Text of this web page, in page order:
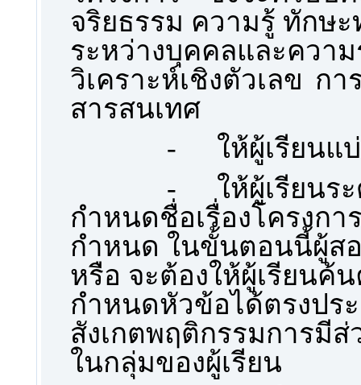
จริยธรรม ความรู้ ทักษ
ระหว่างบุคคลและค
วิเคราะห์เชิงตัวเลข ก
สารสนเทศ
-
ให้ผู้เรียน
-
ให้ผู้เรียนร
กำหนดชื่อเรื่องโครงกา
กำหนด ในขั้นตอนนี้ผู้ส
หรือ จะต้องให้ผู้เรียนค้
กำหนดหัวข้อได้ตรงปร
สังเกตพฤติกรรมการมี
ในกลุ่มของผู้เรียน